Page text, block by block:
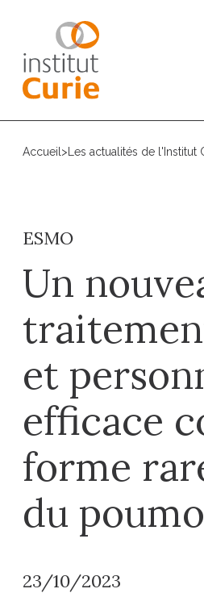
Accueil > Les actualités de l'Institut
ESMO
Un
et
efficace
forme
du
23/10/2023